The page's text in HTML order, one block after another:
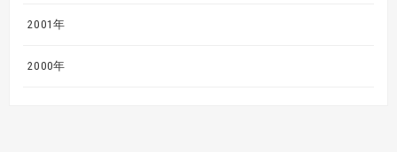
2001年
2000年